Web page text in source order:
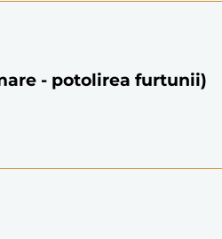
- potolirea furtunii)